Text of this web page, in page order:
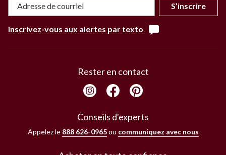
S’inscrire
Inscrivez-vous aux alertes par texto
Rester en contact
Conseils d'experts
Appelez le 888 626-0965ou communiquez avec nous